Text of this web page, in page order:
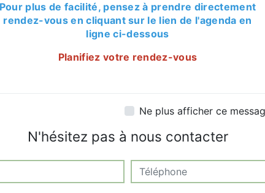
Pour plus de facilité, pensez à prendre directement
rendez-vous en cliquant sur le lien de l'agenda en
ligne ci-dessous
Planifiez votre rendez-vous
Ne plus afficher ce
Téléphone
06 71 96 03 75
N'hésitez pas à nous contacter